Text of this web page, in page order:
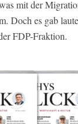
mit der
Doch es gab
FDP-Fraktion.